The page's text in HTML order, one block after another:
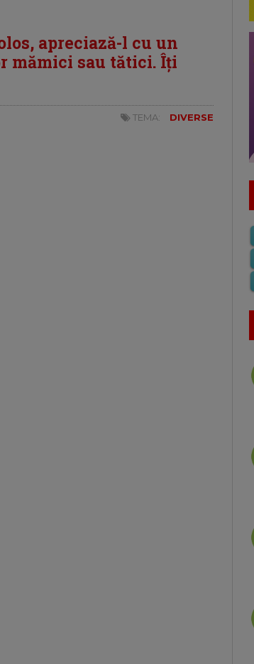
apreciază-l cu un
mămici sau tătici. Îți
TEMA: DIVERSE